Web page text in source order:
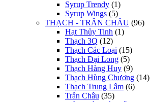
Syrup Trendy (1)
Syrup Wings (5)
THẠCH - TRÂN CHÂU (96)
Hạt Thủy Tinh (1)
Thạch 3Q (12)
Thạch Các Loại (15)
Thạch Đại Long (5)
Thạch Hàng Huy (9)
Thạch Hùng Chương (14)
Thạch Trung Lâm (6)
Trân Châu (35)